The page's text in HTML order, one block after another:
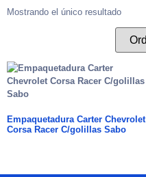
Mostrando el único resultado
Empaquetadura Carter Chevrolet
Corsa Racer C/golillas Sabo